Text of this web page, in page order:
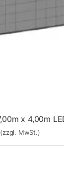
(zzgl. MwSt.)